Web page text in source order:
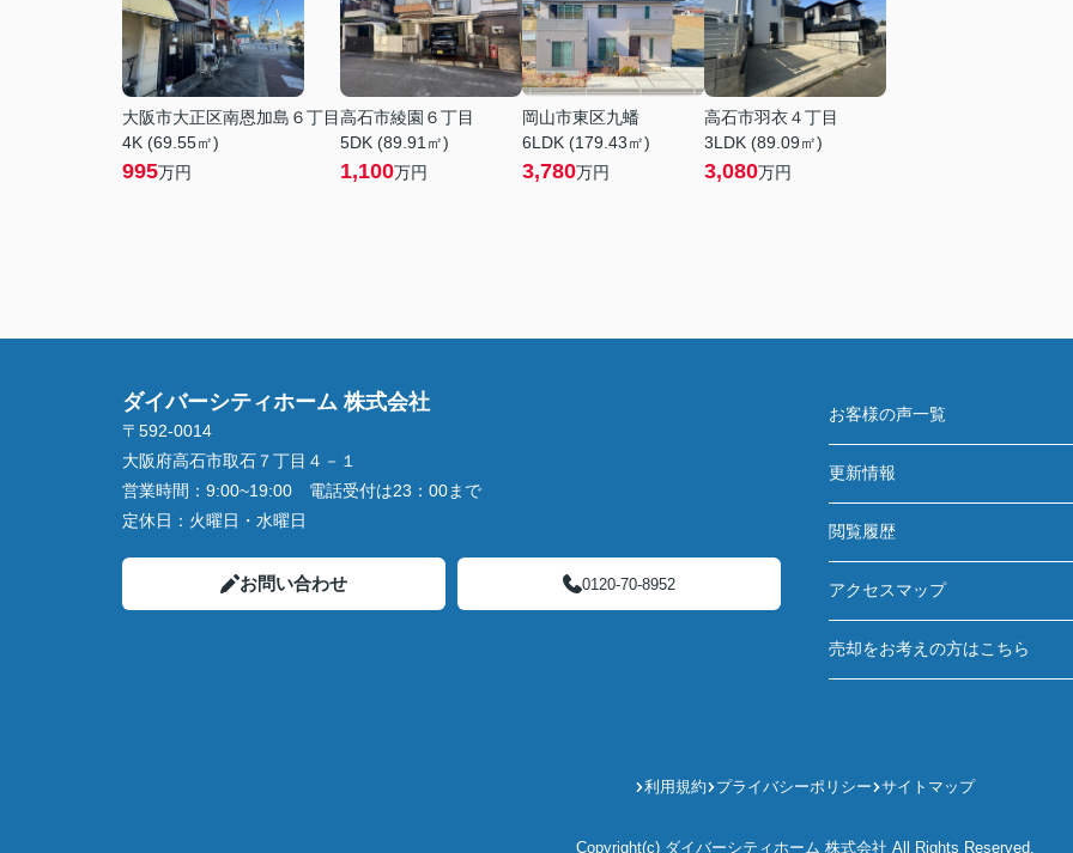
大阪市大正区南恩加島６丁目
4K (69.55㎡)
995万円
高石市綾園６丁目
5DK (89.91㎡)
1,100万円
岡山市東区九蟠
6LDK (179.43㎡)
3,780万円
高石市羽衣４丁目
3LDK (89.09㎡)
3,080万円
ダイバーシティホーム 株式会社
〒592-0014
大阪府高石市取石７丁目４－１
営業時間： 9:00~19:00 電話受付は23：00まで
定休日： 火曜日・水曜日
お問い合わせ 0120-70-8952
お客様の声一覧
更新情報
閲覧履歴
アクセスマップ
売却をお考えの方はこちら
利用規約 プライバシーポリシー サイトマップ
Copyright(c) ダイバーシティホーム 株式会社 All Rights Reserved.